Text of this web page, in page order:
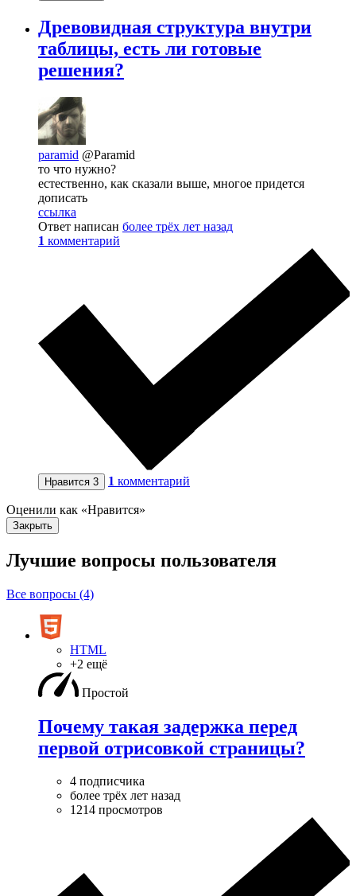
Древовидная структура внутри
таблицы, есть ли готовые
решения?
paramid @Paramid
то что нужно?
естественно, как сказали выше, многое придется
дописать
ссылка
Ответ написан более трёх лет назад
1 комментарий
Нравится 3 1 комментарий
Оценили как «Нравится»
Закрыть
Лучшие вопросы пользователя
Все вопросы (4)
HTML
+2 ещё
Простой
Почему такая задержка перед
первой отрисовкой страницы?
4 подписчика
более трёх лет назад
1214 просмотров